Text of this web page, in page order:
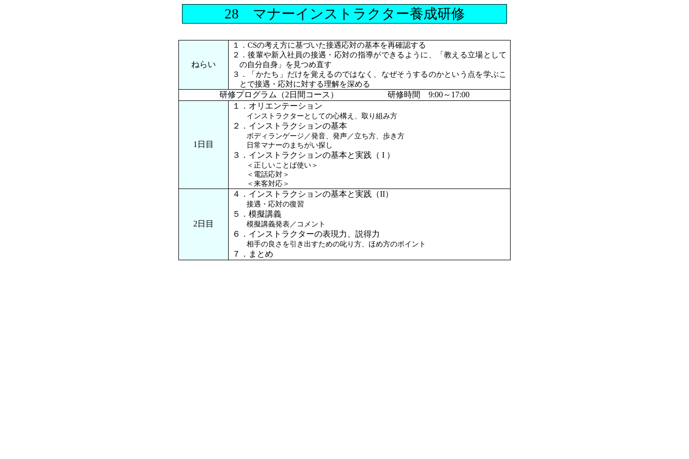
28 マナーインストラクター養成研修
ねらい
１． CSの考え方に基づいた接遇応対の基本を再確認する
２．後輩や新入社員の接遇・応対の指導ができるように、「教える立場として
の自分自身」を見つめ直す
３．「かたち」だけを覚えるのではなく、なぜそうするのかという点を学ぶこ
とで接遇・応対に対する理解を深める
研修プログラム（2日間コース） 研修時間 9:00～17:00
1日目
１．オリエンテーション
インストラクターとしての心構え、取り組み方
２．インストラクションの基本
ボディランゲージ／発音、発声／立ち方、歩き方
日常マナーのまちがい探し
３．インストラクションの基本と実践（ I ）
＜正しいことば使い＞
＜電話応対＞
＜来客対応＞
2日目
４．インストラクションの基本と実践（II）
接遇・応対の復習
５．模擬講義
模擬講義発表／コメント
６．インストラクターの表現力、説得力
相手の良さを引き出すための叱り方、ほめ方のポイント
７．まとめ